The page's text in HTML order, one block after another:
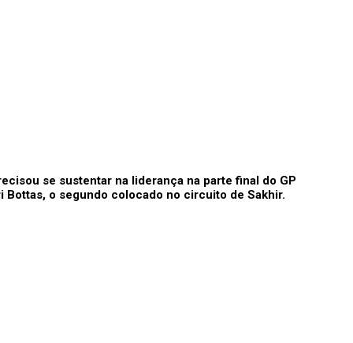
se sustentar na liderança na parte final do GP
o segundo colocado no circuito de Sakhir.